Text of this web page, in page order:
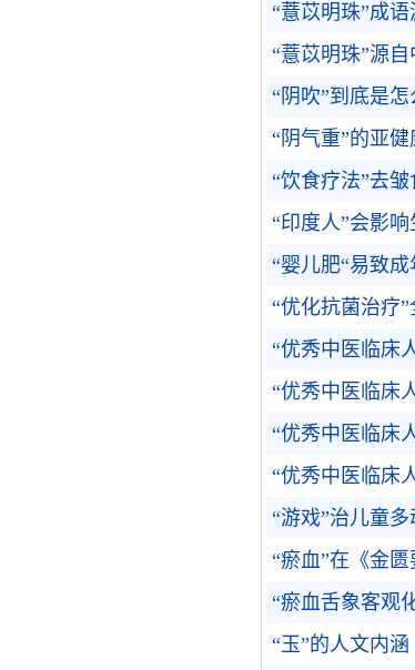
“薏苡明珠”成
“薏苡明珠”源自
“阴吹”到底是
“阴气重”的亚
“饮食疗法”去皱
“印度人”会影响
“婴儿肥“易致成
“优化抗菌治疗
“优秀中医临床
“优秀中医临床
“优秀中医临床
“优秀中医临床
“游戏”治儿童多
“瘀血”在《金
“瘀血舌象客观
“玉”的人文内涵